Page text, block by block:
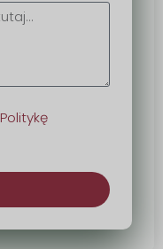
Politykę